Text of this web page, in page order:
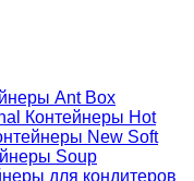
Ant Box
Контейнеры Hot
New Soft
Soup
для кондитеров